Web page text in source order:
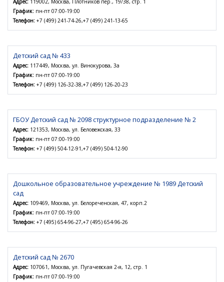
Адрес: 119002, Москва, Плотников пер., 19/38, стр. 1
График: пн-пт 07:00-19:00
Телефон: +7 (499) 241-74-26,+7 (499) 241-13-65
Детский сад № 433
Адрес: 117449, Москва, ул. Винокурова, 3а
График: пн-пт 07:00-19:00
Телефон: +7 (499) 126-32-38,+7 (499) 126-20-23
ГБОУ Детский сад № 2098 структурное подразделение № 2
Адрес: 121353, Москва, ул. Беловежская, 33
График: пн-пт 07:00-19:00
Телефон: +7 (499) 504-12-91,+7 (499) 504-12-90
Дошкольное образовательное учреждение № 1989 Детский
сад
Адрес: 109469, Москва, ул. Белореченская, 47, корп.2
График: пн-пт 07:00-19:00
Телефон: +7 (495) 654-96-27,+7 (495) 654-96-26
Детский сад № 2670
Адрес: 107061, Москва, ул. Пугачевская 2-я, 12, стр. 1
График: пн-пт 07:00-19:00